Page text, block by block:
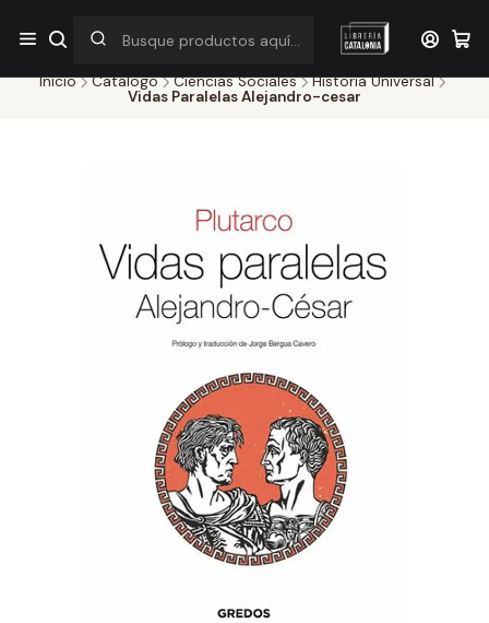
¡Por pocos días! Despacho a $1.000 en RM por compras sobre
$38.000
Inicio Catálogo Ciencias Sociales
Historia Universal
Vidas Paralelas Alejandro-cesar